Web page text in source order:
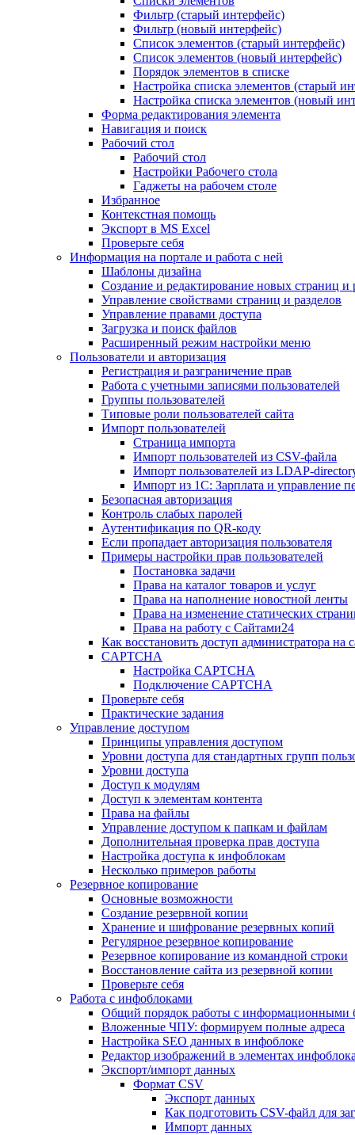
Фильтр (старый интерфейс)
Фильтр (новый интерфейс)
Список элементов (старый интерфейс)
Список элементов (новый интерфейс)
Порядок элементов в списке
Настройка списка элементов (старый
Настройка списка элементов (новый
Форма редактирования элемента
Навигация и поиск
Рабочий стол
Рабочий стол
Настройки Рабочего стола
Гаджеты на рабочем столе
Избранное
Контекстная помощь
Экспорт в MS Excel
Проверьте себя
Информация на портале и работа с ней
Шаблоны дизайна
Создание и редактирование новых страниц и
Управление свойствами страниц и разделов
Управление правами доступа
Загрузка и поиск файлов
Расширенный режим настройки меню
Пользователи и авторизация
Регистрация и разграничение прав
Работа с учетными записями пользователей
Группы пользователей
Типовые роли пользователей сайта
Импорт пользователей
Страница импорта
Импорт пользователей из CSV-файла
Импорт пользователей из LDAP-
Импорт из 1С: Зарплата и управление
Безопасная авторизация
Контроль слабых паролей
Аутентификация по QR-коду
Если пропадает авторизация пользователя
Примеры настройки прав пользователей
Постановка задачи
Права на каталог товаров и услуг
Права на наполнение новостной ленты
Права на изменение статических
Права на работу с Сайтами24
Как восстановить доступ администратора на
CAPTCHA
Настройка CAPTCHA
Подключение CAPTCHA
Проверьте себя
Практические задания
Управление доступом
Принципы управления доступом
Уровни доступа для стандартных групп
Уровни доступа
Доступ к модулям
Доступ к элементам контента
Права на файлы
Управление доступом к папкам и файлам
Дополнительная проверка прав доступа
Настройка доступа к инфоблокам
Несколько примеров работы
Резервное копирование
Основные возможности
Создание резервной копии
Хранение и шифрование резервных копий
Регулярное резервное копирование
Резервное копирование из командной строки
Восстановление сайта из резервной копии
Проверьте себя
Работа с инфоблоками
Общий порядок работы с информационными
Вложенные ЧПУ: формируем полные адреса
Настройка SEO данных в инфоблоке
Редактор изображений в элементах инфоблока
Экспорт/импорт данных
Формат CSV
Экспорт данных
Как подготовить CSV-файл для
Импорт данных